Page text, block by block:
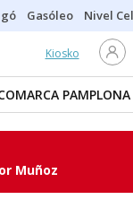
Gasóleo Nivel
Kiosko
PAMPLONA
Muñoz